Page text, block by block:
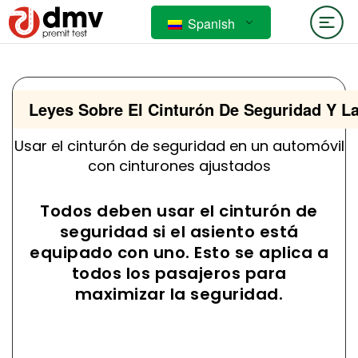
Spanish
Leyes Sobre El Cinturón De Seguridad Y
Usar el cinturón de seguridad en un automóvil
con cinturones ajustados
Todos deben usar el cinturón de
seguridad si el asiento está
equipado con uno. Esto se aplica a
todos los pasajeros para
maximizar la seguridad.